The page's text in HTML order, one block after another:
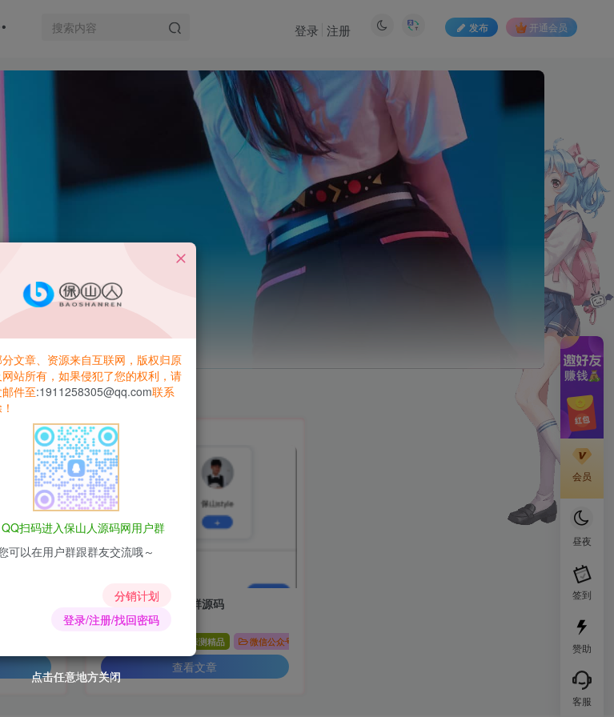
发布 开通会员
登录 注册
码 社群鱼塘宝付费进群源码
亲测精品 微信公众号
查看文章
点击任意地方关闭
点击任意地方关闭
点击任意地方关闭
文章、资源来自互联网，版权归原
站所有，如果侵犯了您的权利，请
件至:1911258305@qq.com联系
QQ扫码进入保山人源码网用户群
可以在用户群跟群友交流哦～
分销计划
登录/注册/找回密码
会员
昼夜
签到
赞助
客服